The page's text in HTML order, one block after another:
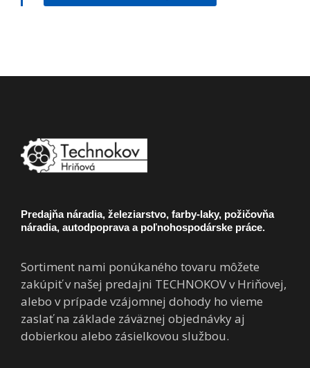
Predajňa náradia, železiarstvo, farby-laky, požičovňa
náradia, autodpoprava a poľnohospodárske práce.
Sortiment nami ponúkaného tovaru môžete
zakúpiť v našej predajni TECHNOKOV v Hriňovej,
alebo v prípade vzájomnej dohody ho vieme
zaslať na základe záväznej objednávky aj
dobierkou alebo zásielkovou službou.